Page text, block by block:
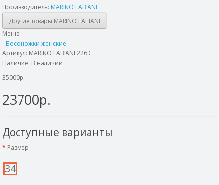
Производитель: MARINO FABIANI
Другие товары MARINO FABIANI
Меню
- Босоножки женские
Артикул: MARINO FABIANI 2260
Наличие: В наличии
35000р.
23700р.
Доступные варианты
Размер
34